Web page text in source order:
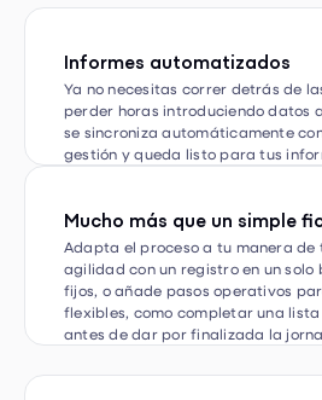
Informes automatizados
perder horas introduciendo datos
se sincroniza automáticamente
gestión y queda listo para tus
Mucho más que un simple
agilidad con un registro en un solo
fijos, o añade pasos operativos
flexibles, como completar una
antes de dar por finalizada la
Turn raw feedback into